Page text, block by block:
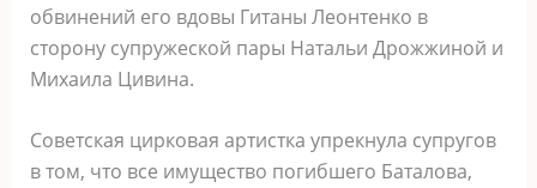
обвинений его вдовы Гитаны Леонтенко в
сторону супружеской пары Натальи Дрожжиной и
Михаила Цивина.
Советская цирковая артистка упрекнула супругов
в том, что все имущество погибшего Баталова,